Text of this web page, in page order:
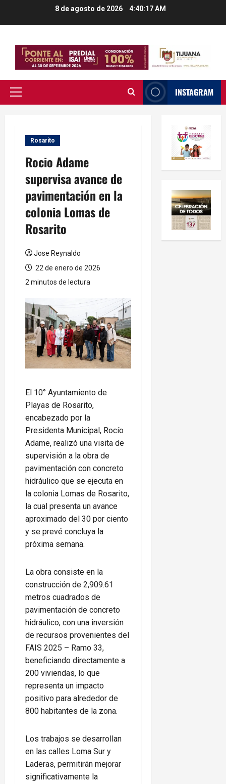
8 de agosto de 2026 4:40:18 AM
Menú
INSTAGRAM
Rosarito
Rocio Adame
supervisa avance de
pavimentación en la
colonia Lomas de
Rosarito
Jose Reynaldo
22 de enero de 2026
2 minutos de lectura
El 10° Ayuntamiento de
Playas de Rosarito,
encabezado por la
Presidenta Municipal, Rocío
Adame, realizó una visita de
supervisión a la obra de
pavimentación con concreto
hidráulico que se ejecuta en
la colonia Lomas de Rosarito,
la cual presenta un avance
aproximado del 30 por ciento
y se prevé concluya la
próxima semana.
La obra consiste en la
construcción de 2,909.61
metros cuadrados de
pavimentación de concreto
hidráulico, con una inversión
de recursos provenientes del
FAIS 2025 – Ramo 33,
beneficiando directamente a
200 viviendas, lo que
representa un impacto
positivo para alrededor de
800 habitantes de la zona.
Los trabajos se desarrollan
en las calles Loma Sur y
Laderas, permitirán mejorar
significativamente la